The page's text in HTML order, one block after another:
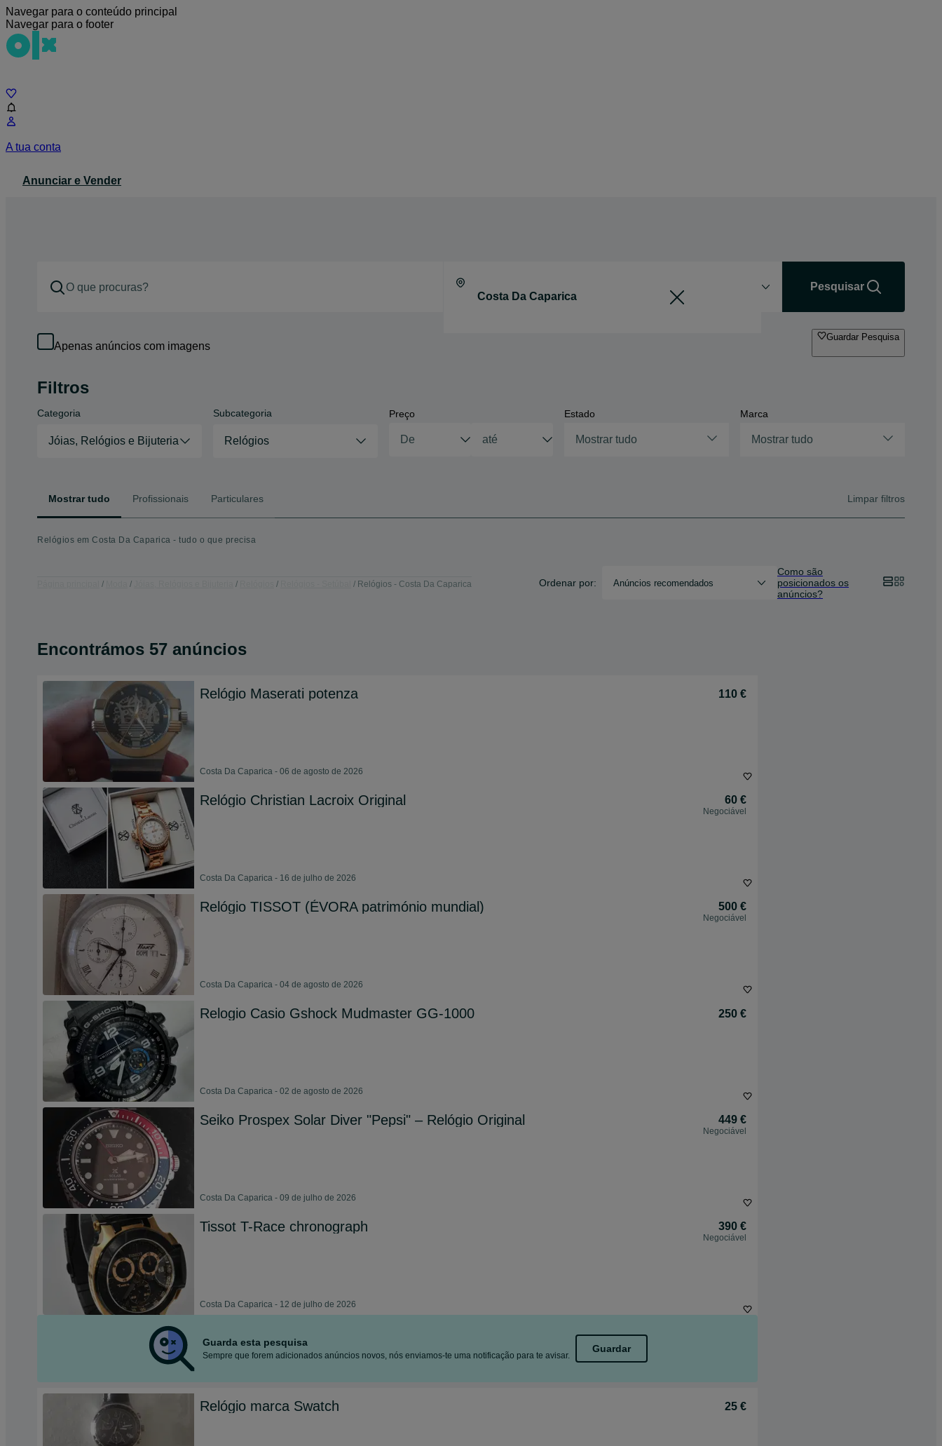
Navegar para o conteúdo principal
Navegar para o footer
A tua conta
Anunciar e Vender
Pesquisar
Apenas anúncios com imagens
Guardar Pesquisa
Filtros
Categoria
Jóias, Relógios e Bijuteria
Subcategoria
Relógios
Preço Estado
Mostrar tudo
Marca
Mostrar tudo
Mostrar tudo Profissionais Particulares Limpar filtros
Relógios em Costa Da Caparica - tudo o que precisa
Relógios - Costa Da Caparica Ordenar por: Anúncios recomendados
Como são
posicionados os
anúncios?
Encontrámos 57 anúncios
Relógio Maserati potenza 110 €
Costa Da Caparica - 06 de agosto de 2026
Relógio Christian Lacroix Original 60 €
Negociável
Costa Da Caparica - 16 de julho de 2026
Relógio TISSOT (ÉVORA património mundial) 500 €
Negociável
Costa Da Caparica - 04 de agosto de 2026
Relogio Casio Gshock Mudmaster GG-1000 250 €
Costa Da Caparica - 02 de agosto de 2026
Seiko Prospex Solar Diver "Pepsi" – Relógio Original 449 €
Negociável
Costa Da Caparica - 09 de julho de 2026
Tissot T-Race chronograph 390 €
Negociável
Costa Da Caparica - 12 de julho de 2026
Guarda esta pesquisa
Sempre que forem adicionados anúncios novos, nós enviamos-te uma notificação para te avisar.
Guardar
Relógio marca Swatch 25 €